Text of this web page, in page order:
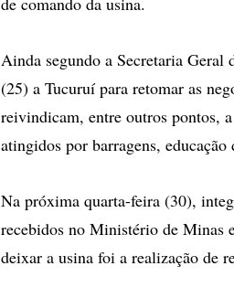
Ainda segundo a Secretaria Geral
(25) a Tucuruí para retomar as
reivindicam, entre outros pontos,
atingidos por barragens,
Na próxima quarta-feira (30),
recebidos no Ministério de Minas
deixar a usina foi a realização de